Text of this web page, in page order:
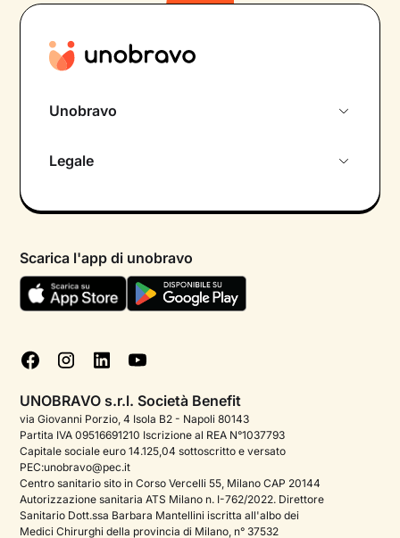
Unobravo
Psicologo in chat
Aiuto urgente
FAQ
Podcast di psicologia
Corporate
Psicologo italiano all'estero
Approfondimenti sulla salute mentale
Legale
Termini e condizioni
Informativa Privacy
Cookie policy
Gestisci cookie
Scarica l'app di unobravo
UNOBRAVO s.r.l. Società Benefit
via Giovanni Porzio, 4 Isola B2 - Napoli 80143
Partita IVA 09516691210 Iscrizione al REA N°1037793
Capitale sociale euro 14.125,04 sottoscritto e versato
PEC:unobravo@pec.it
Centro sanitario sito in Corso Vercelli 55, Milano CAP 20144
Autorizzazione sanitaria ATS Milano n. I-762/2022. Direttore
Sanitario Dott.ssa Barbara Mantellini iscritta all'albo dei
Medici Chirurghi della provincia di Milano, n° 37532